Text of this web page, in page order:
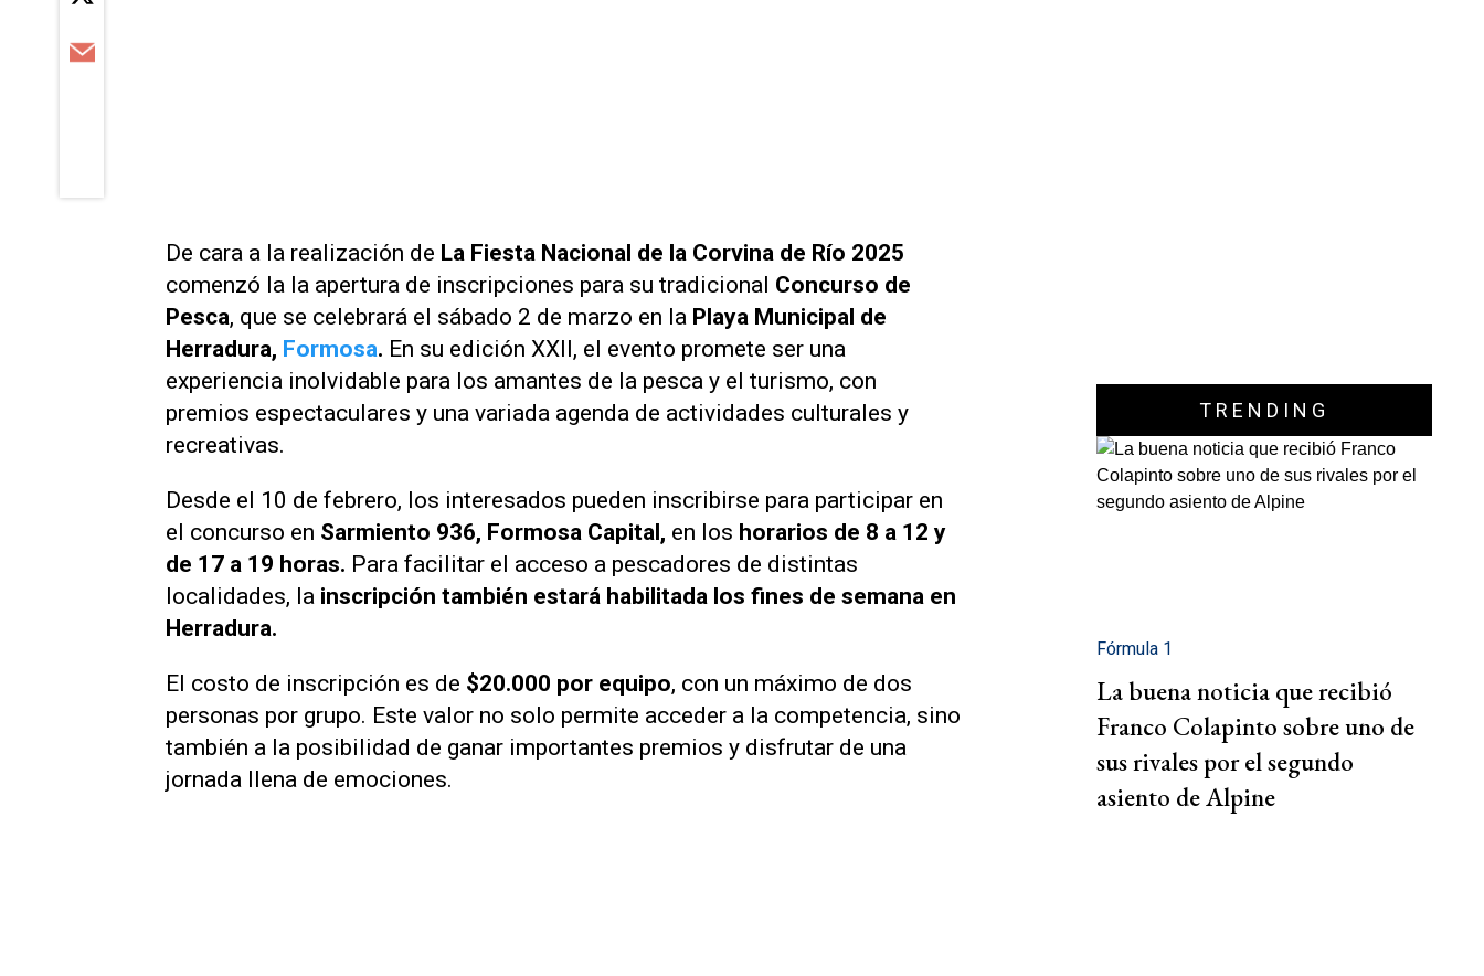
De cara a la realización de La Fiesta Nacional de la Corvina de Río 2025
comenzó la la apertura de inscripciones para su tradicional Concurso de
Pesca, que se celebrará el sábado 2 de marzo en la Playa Municipal de
Herradura, Formosa. En su edición XXII, el evento promete ser una
experiencia inolvidable para los amantes de la pesca y el turismo, con
premios espectaculares y una variada agenda de actividades culturales y
recreativas.
Desde el 10 de febrero, los interesados pueden inscribirse para participar en
el concurso en Sarmiento 936, Formosa Capital, en los horarios de 8 a 12 y
de 17 a 19 horas. Para facilitar el acceso a pescadores de distintas
localidades, la inscripción también estará habilitada los fines de semana en
Herradura.
El costo de inscripción es de $20.000 por equipo, con un máximo de dos
personas por grupo. Este valor no solo permite acceder a la competencia, sino
también a la posibilidad de ganar importantes premios y disfrutar de una
jornada llena de emociones.
TRENDING
Fórmula 1
La buena noticia que recibió
Franco Colapinto sobre uno de
sus rivales por el segundo
asiento de Alpine